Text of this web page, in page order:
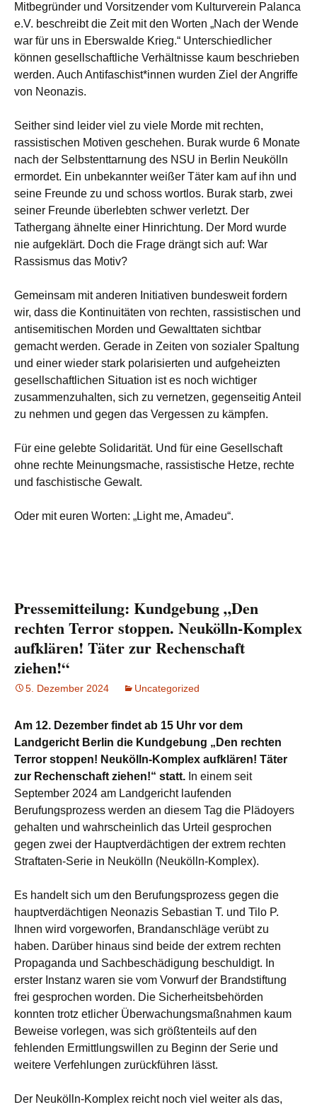
Mitbegründer und Vorsitzender vom Kulturverein Palanca
e.V. beschreibt die Zeit mit den Worten „Nach der Wende
war für uns in Eberswalde Krieg.“ Unterschiedlicher
können gesellschaftliche Verhältnisse kaum beschrieben
werden. Auch Antifaschist*innen wurden Ziel der Angriffe
von Neonazis.
Seither sind leider viel zu viele Morde mit rechten,
rassistischen Motiven geschehen. Burak wurde 6 Monate
nach der Selbstenttarnung des NSU in Berlin Neukölln
ermordet. Ein unbekannter weißer Täter kam auf ihn und
seine Freunde zu und schoss wortlos. Burak starb, zwei
seiner Freunde überlebten schwer verletzt. Der
Tathergang ähnelte einer Hinrichtung. Der Mord wurde
nie aufgeklärt. Doch die Frage drängt sich auf: War
Rassismus das Motiv?
Gemeinsam mit anderen Initiativen bundesweit fordern
wir, dass die Kontinuitäten von rechten, rassistischen und
antisemitischen Morden und Gewalttaten sichtbar
gemacht werden. Gerade in Zeiten von sozialer Spaltung
und einer wieder stark polarisierten und aufgeheizten
gesellschaftlichen Situation ist es noch wichtiger
zusammenzuhalten, sich zu vernetzen, gegenseitig Anteil
zu nehmen und gegen das Vergessen zu kämpfen.
Für eine gelebte Solidarität. Und für eine Gesellschaft
ohne rechte Meinungsmache, rassistische Hetze, rechte
und faschistische Gewalt.
Oder mit euren Worten: „Light me, Amadeu“.
Pressemitteilung: Kundgebung „Den
rechten Terror stoppen. Neukölln-Komplex
aufklären! Täter zur Rechenschaft
ziehen!“
5. Dezember 2024 Uncategorized
Am 12. Dezember findet ab 15 Uhr vor dem
Landgericht Berlin die Kundgebung „Den rechten
Terror stoppen! Neukölln-Komplex aufklären! Täter
zur Rechenschaft ziehen!“ statt. In einem seit
September 2024 am Landgericht laufenden
Berufungsprozess werden an diesem Tag die Plädoyers
gehalten und wahrscheinlich das Urteil gesprochen
gegen zwei der Hauptverdächtigen der extrem rechten
Straftaten-Serie in Neukölln (Neukölln-Komplex).
Es handelt sich um den Berufungsprozess gegen die
hauptverdächtigen Neonazis Sebastian T. und Tilo P.
Ihnen wird vorgeworfen, Brandanschläge verübt zu
haben. Darüber hinaus sind beide der extrem rechten
Propaganda und Sachbeschädigung beschuldigt. In
erster Instanz waren sie vom Vorwurf der Brandstiftung
frei gesprochen worden. Die Sicherheitsbehörden
konnten trotz etlicher Überwachungsmaßnahmen kaum
Beweise vorlegen, was sich größtenteils auf den
fehlenden Ermittlungswillen zu Beginn der Serie und
weitere Verfehlungen zurückführen lässt.
Der Neukölln-Komplex reicht noch viel weiter als das,